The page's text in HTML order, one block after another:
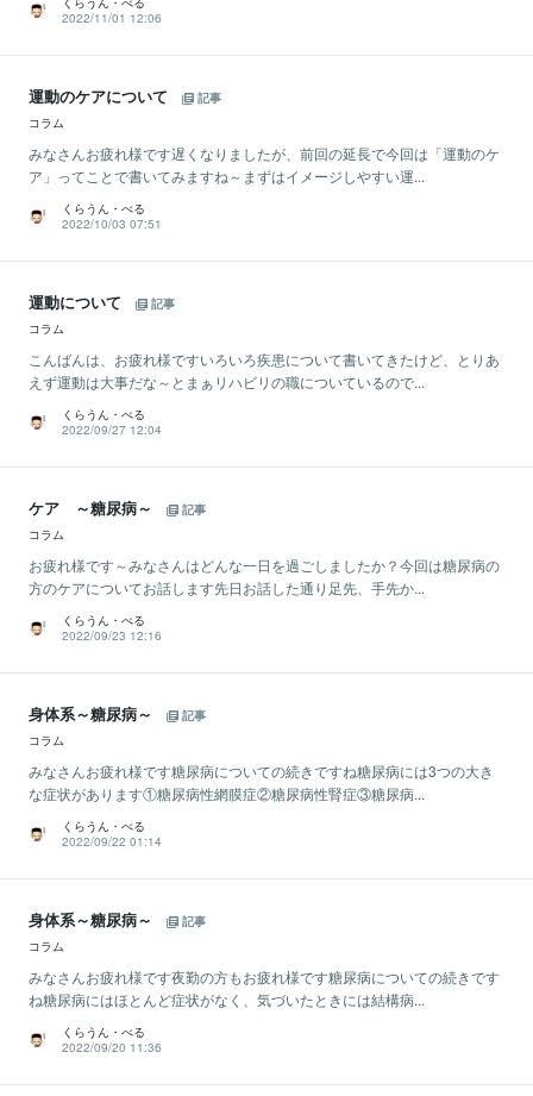
2022/11/01 12:06
運動のケアについて
記事
コラム
みなさんお疲れ様です遅くなりましたが、前回の延長で今回は「運動のケ
ア」ってことで書いてみますね～まずはイメージしやすい運...
くらうん・べる
2022/10/03 07:51
運動について
記事
コラム
こんばんは、お疲れ様ですいろいろ疾患について書いてきたけど、とりあ
えず運動は大事だな～とまぁリハビリの職についているので...
くらうん・べる
2022/09/27 12:04
ケア ～糖尿病～
記事
コラム
お疲れ様です～みなさんはどんな一日を過ごしましたか？今回は糖尿病の
方のケアについてお話します先日お話した通り足先、手先か...
くらうん・べる
2022/09/23 12:16
身体系～糖尿病～
記事
コラム
みなさんお疲れ様です糖尿病についての続きですね糖尿病には3つの大き
な症状があります①糖尿病性網膜症②糖尿病性腎症③糖尿病...
くらうん・べる
2022/09/22 01:14
身体系～糖尿病～
記事
コラム
みなさんお疲れ様です夜勤の方もお疲れ様です糖尿病についての続きです
ね糖尿病にはほとんど症状がなく、気づいたときには結構病...
くらうん・べる
2022/09/20 11:36